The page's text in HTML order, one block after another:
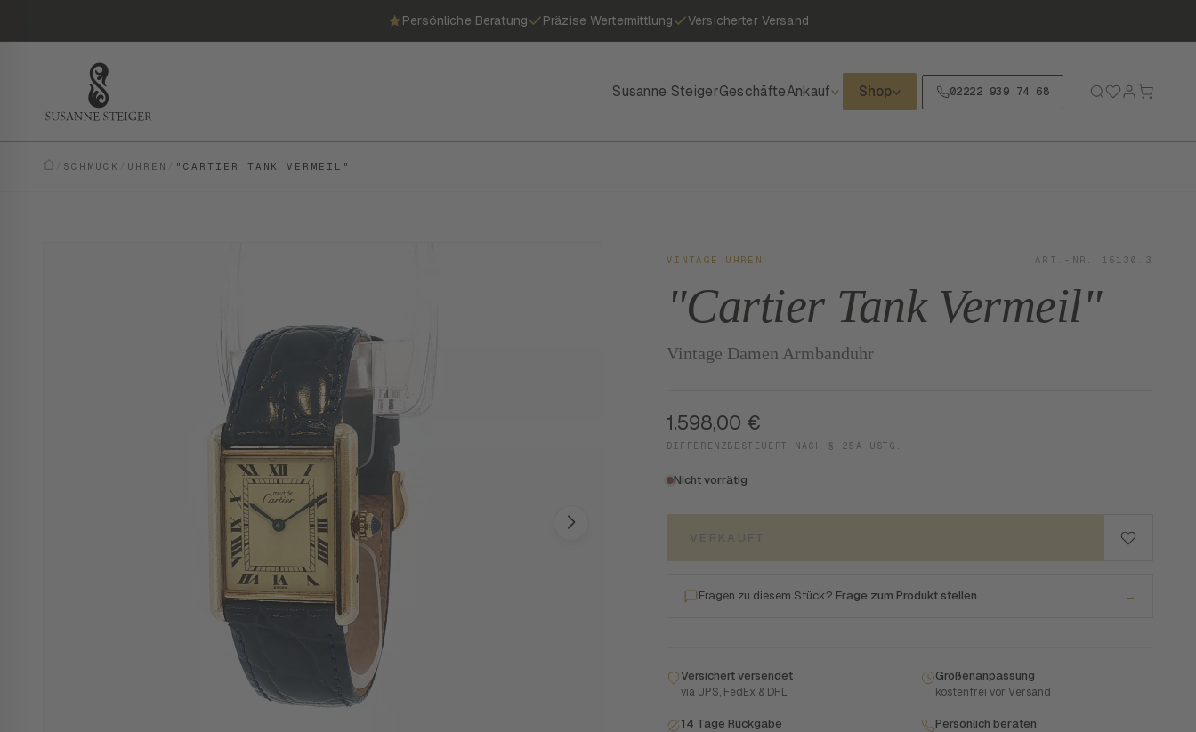
Persönliche Beratung Präzise Wertermittlung Versicherter Versand
Susanne SteigerGeschäfteAnkauf Shop 02222 939 74 68
SCHMUCK UHREN "CARTIER TANK VERMEIL"
VINTAGE UHREN ART.-NR. 15130.3
"Cartier Tank Vermeil"
Vintage Damen Armbanduhr
1.598,00 €
DIFFERENZBESTEUERT NACH § 25A USTG.
Nicht vorrätig
Fragen zu diesem Stück? Frage zum Produkt stellen →
Versichert versendet
via UPS, FedEx & DHL
Größenanpassung
kostenfrei vor Versand
14 Tage Rückgabe Persönlich beraten